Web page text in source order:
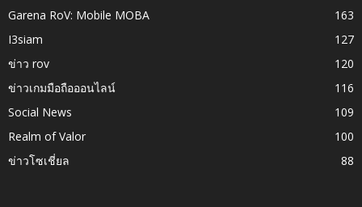
Garena RoV: Mobile MOBA
163
I3siam
127
ข่าว rov
120
ข่าวเกมมือถือออนไลน์
116
Social News
109
Realm of Valor
100
ข่าวโซเชี่ยล
88